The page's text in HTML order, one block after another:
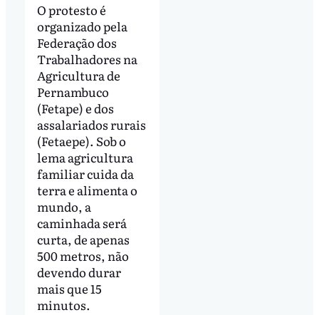
O protesto é
organizado pela
Federação dos
Trabalhadores na
Agricultura de
Pernambuco
(Fetape) e dos
assalariados rurais
(Fetaepe). Sob o
lema agricultura
familiar cuida da
terra e alimenta o
mundo, a
caminhada será
curta, de apenas
500 metros, não
devendo durar
mais que 15
minutos.